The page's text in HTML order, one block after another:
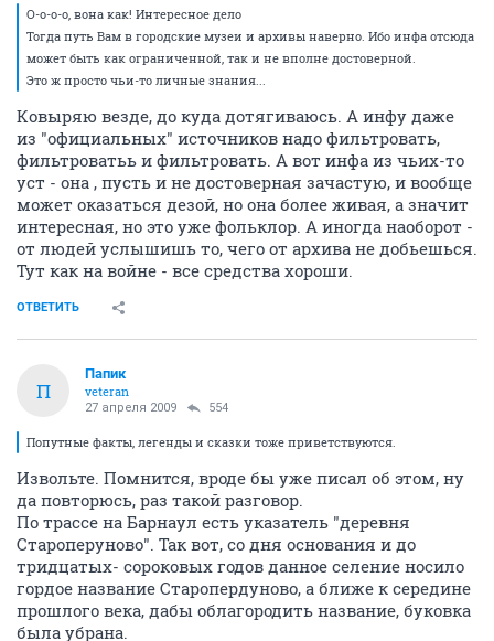
О-о-о-о, вона как! Интересное дело
Тогда путь Вам в городские музеи и архивы наверно. Ибо инфа отсюда
может быть как ограниченной, так и не вполне достоверной.
Это ж просто чьи-то личные знания...
Ковыряю везде, до куда дотягиваюсь. А инфу даже
из "официальных" источников надо фильтровать,
фильтроватьь и фильтровать. А вот инфа из чьих-то
уст - она , пусть и не достоверная зачастую, и вообще
может оказаться дезой, но она более живая, а значит
интересная, но это уже фольклор. А иногда наоборот -
от людей услышишь то, чего от архива не добьешься.
Тут как на войне - все средства хороши.
ОТВЕТИТЬ
П
Папик
veteran
27 апреля 2009 554
Попутные факты, легенды и сказки тоже приветствуются.
Извольте. Помнится, вроде бы уже писал об этом, ну
да повторюсь, раз такой разговор.
По трассе на Барнаул есть указатель "деревня
Староперуново". Так вот, со дня основания и до
тридцатых- сороковых годов данное селение носило
гордое название Старопердуново, а ближе к середине
прошлого века, дабы облагородить название, буковка
была убрана.